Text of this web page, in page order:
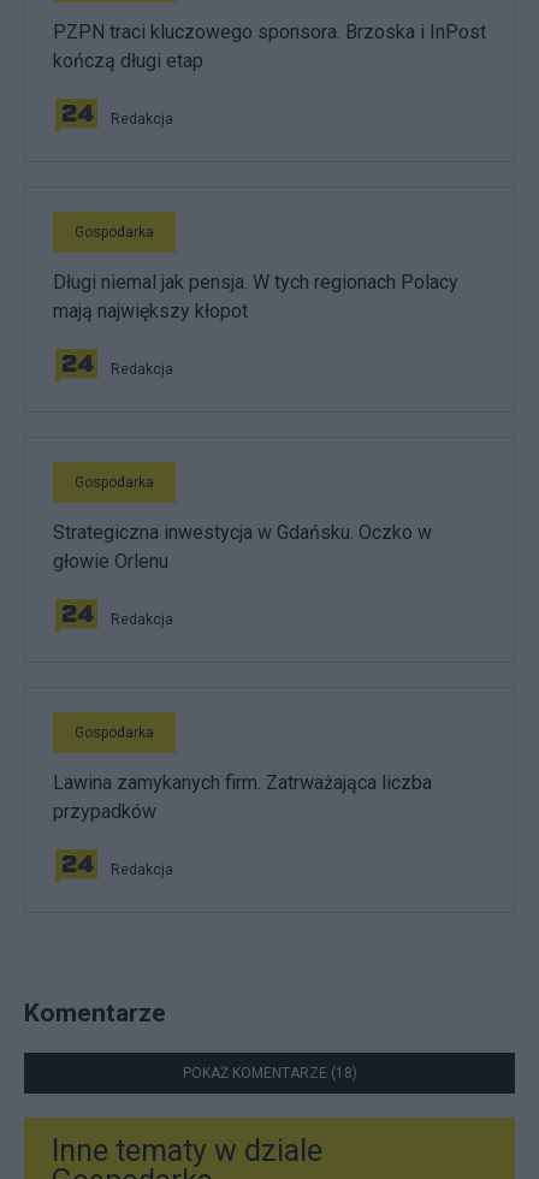
PZPN traci kluczowego sponsora. Brzoska i InPost
kończą długi etap
Redakcja
Gospodarka
Długi niemal jak pensja. W tych regionach Polacy
mają największy kłopot
Redakcja
Gospodarka
Strategiczna inwestycja w Gdańsku. Oczko w
głowie Orlenu
Redakcja
Gospodarka
Lawina zamykanych firm. Zatrważająca liczba
przypadków
Redakcja
Komentarze
POKAŻ KOMENTARZE (18)
Inne tematy w dziale